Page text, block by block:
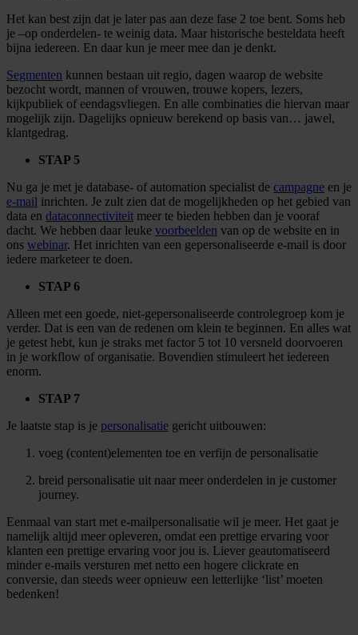
Het kan best zijn dat je later pas aan deze fase 2 toe bent. Soms heb
je –op onderdelen- te weinig data. Maar historische besteldata heeft
bijna iedereen. En daar kun je meer mee dan je denkt.
Segmenten kunnen bestaan uit regio, dagen waarop de website
bezocht wordt, mannen of vrouwen, trouwe kopers, lezers,
kijkpubliek of eendagsvliegen. En alle combinaties die hiervan maar
mogelijk zijn. Dagelijks opnieuw berekend op basis van… jawel,
klantgedrag.
STAP 5
Nu ga je met je database- of automation specialist de campagne en je
e-mail inrichten. Je zult zien dat de mogelijkheden op het gebied van
data en dataconnectiviteit meer te bieden hebben dan je vooraf
dacht. We hebben daar leuke voorbeelden van op de website en in
ons webinar. Het inrichten van een gepersonaliseerde e-mail is door
iedere marketeer te doen.
STAP 6
Alleen met een goede, niet-gepersonaliseerde controlegroep kom je
verder. Dat is een van de redenen om klein te beginnen. En alles wat
je getest hebt, kun je straks met factor 5 tot 10 versneld doorvoeren
in je workflow of organisatie. Bovendien stimuleert het iedereen
enorm.
STAP 7
Je laatste stap is je personalisatie gericht uitbouwen:
voeg (content)elementen toe en verfijn de personalisatie
breid personalisatie uit naar meer onderdelen in je customer
journey.
Eenmaal van start met e-mailpersonalisatie wil je meer. Het gaat je
namelijk altijd meer opleveren, omdat een prettige ervaring voor
klanten een prettige ervaring voor jou is. Liever geautomatiseerd
minder e-mails versturen met netto een hogere clickrate en
conversie, dan steeds weer opnieuw een letterlijke ‘list’ moeten
bedenken!